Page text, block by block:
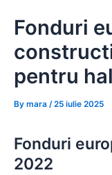
Fonduri
pentru
By mara /25 iulie 2025
Fonduri
2022